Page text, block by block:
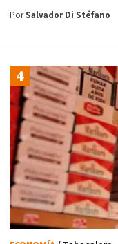
PorSalvador Di Stéfano